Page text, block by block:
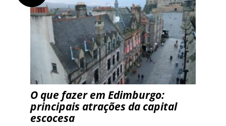
O que fazer em Edimburgo:
principais atrações da capital
escocesa